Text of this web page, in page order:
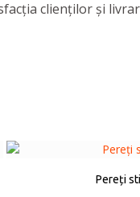
clienților și
Pereți